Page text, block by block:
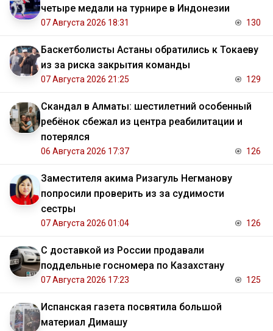
четыре медали на турнире в Индонезии
07 Августа 2026 18:31 130
Баскетболисты Астаны обратились к Токаеву
из за риска закрытия команды
07 Августа 2026 21:25 129
Скандал в Алматы: шестилетний особенный
ребёнок сбежал из центра реабилитации и
потерялся
06 Августа 2026 17:37 126
Заместителя акима Ризагуль Негманову
попросили проверить из за судимости
сестры
07 Августа 2026 01:04 126
С доставкой из России продавали
поддельные госномера по Казахстану
07 Августа 2026 17:23 125
Испанская газета посвятила большой
материал Димашу